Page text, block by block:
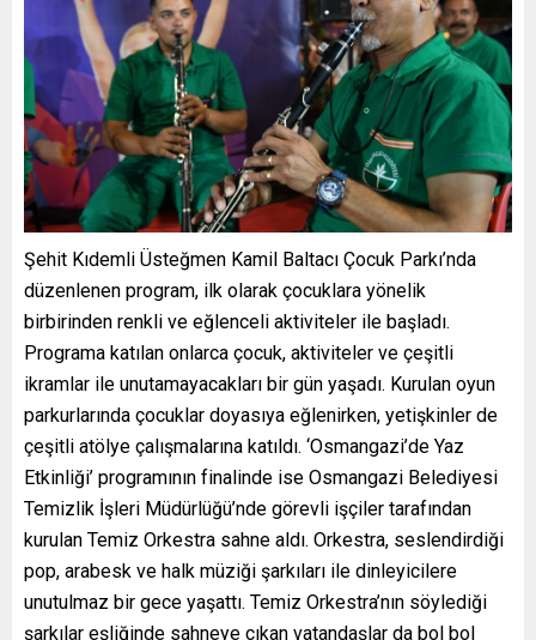
Şehit Kıdemli Üsteğmen Kamil Baltacı Çocuk Parkı’nda
düzenlenen program, ilk olarak çocuklara yönelik
birbirinden renkli ve eğlenceli aktiviteler ile başladı.
Programa katılan onlarca çocuk, aktiviteler ve çeşitli
ikramlar ile unutamayacakları bir gün yaşadı. Kurulan oyun
parkurlarında çocuklar doyasıya eğlenirken, yetişkinler de
çeşitli atölye çalışmalarına katıldı. ‘Osmangazi’de Yaz
Etkinliği’ programının finalinde ise Osmangazi Belediyesi
Temizlik İşleri Müdürlüğü’nde görevli işçiler tarafından
kurulan Temiz Orkestra sahne aldı. Orkestra, seslendirdiği
pop, arabesk ve halk müziği şarkıları ile dinleyicilere
unutulmaz bir gece yaşattı. Temiz Orkestra’nın söylediği
şarkılar eşliğinde sahneye çıkan vatandaşlar da bol bol